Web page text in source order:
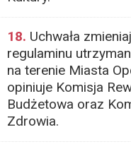
18. Uchwała
regulaminu
na terenie Miasta
opiniuje Komisja
Budżetowa oraz
Zdrowia.